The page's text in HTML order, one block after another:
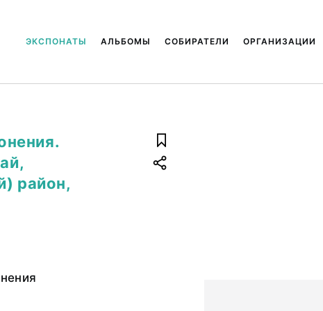
ЭКСПОНАТЫ АЛЬБОМЫ СОБИРАТЕЛИ ОРГАНИЗАЦИИ
район,